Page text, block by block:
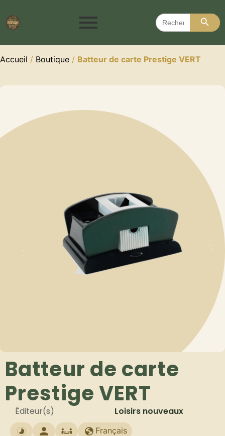
Search
for:
Search
Accueil / Boutique / Batteur de carte Prestige VERT
Batteur de carte
Prestige VERT
Éditeur(s) Loisirs nouveaux
Français